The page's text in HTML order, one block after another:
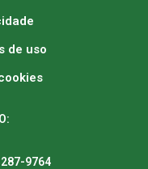
de uso
9764